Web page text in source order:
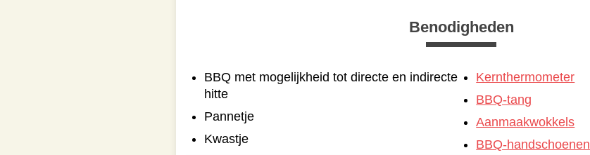
Benodigheden
BBQ met mogelijkheid tot directe en indirecte
hitte
Pannetje
Kwastje
Kernthermometer
BBQ-tang
Aanmaakwokkels
BBQ-handschoenen